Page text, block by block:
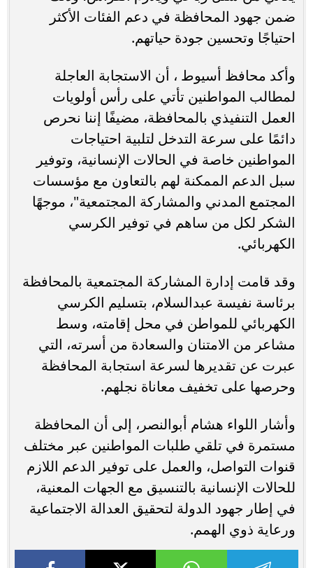
ضمن جهود المحافظة في دعم الفئات الأكثر
احتياجًا وتحسين جودة حياتهم.
وأكد محافظ أسيوط ، أن الاستجابة العاجلة
لمطالب المواطنين تأتي على رأس أولويات
العمل التنفيذي بالمحافظة، مضيفًا إننا نحرص
دائمًا على سرعة التدخل لتلبية احتياجات
المواطنين خاصة في الحالات الإنسانية، وتوفير
سبل الدعم الممكنة لهم بالتعاون مع مؤسسات
المجتمع المدني والمشاركة المجتمعية"، موجهًا
الشكر لكل من ساهم في توفير الكرسي
الكهربائي.
وقد قامت إدارة المشاركة المجتمعية بالمحافظة
برئاسة نفيسة عبدالسلام، بتسليم الكرسي
الكهربائي للمواطن في محل إقامته، وسط
مشاعر من الامتنان والسعادة من أسرته، التي
عبرت عن تقديرها لسرعة استجابة المحافظة
وحرصها على تخفيف معاناة نجلهم.
وأشار اللواء هشام أبوالنصر، إلى أن المحافظة
مستمرة في تلقي طلبات المواطنين عبر مختلف
قنوات التواصل، والعمل على توفير الدعم اللازم
للحالات الإنسانية بالتنسيق مع الجهات المعنية،
في إطار جهود الدولة لتحقيق العدالة الاجتماعية
ورعاية ذوي الهمم.